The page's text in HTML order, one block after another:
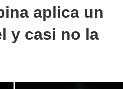
aplica un
y casi no la